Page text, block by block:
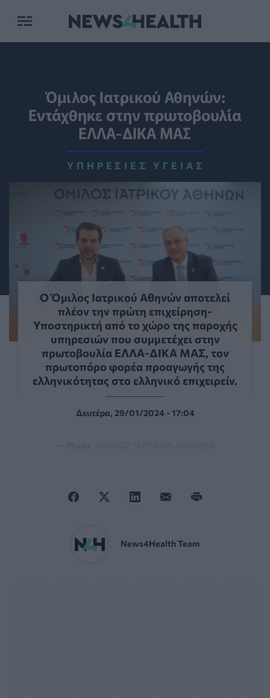
Όμιλος Ιατρικού Αθηνών:
Εντάχθηκε στην πρωτοβουλία
ΕΛΛΑ-ΔΙΚΑ ΜΑΣ
ΥΠΗΡΕΣΊΕΣ ΥΓΕΊΑΣ
Ο Όμιλος Ιατρικού Αθηνών αποτελεί
πλέον την πρώτη επιχείρηση-
Υποστηρικτή από το χώρο της παροχής
υπηρεσιών που συμμετέχει στην
πρωτοβουλία ΕΛΛΑ-ΔΙΚΑ ΜΑΣ, τον
πρωτοπόρο φορέα προαγωγής της
ελληνικότητας στο ελληνικό επιχειρείν.
Δευτέρα, 29/01/2024 - 17:04
News4Health Team